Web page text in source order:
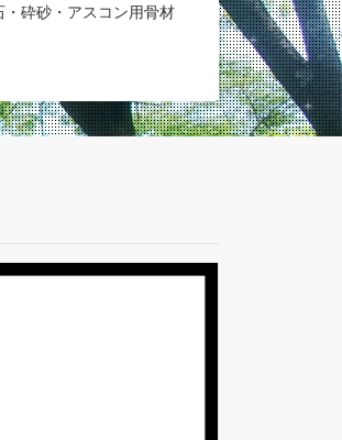
管理による高品質の生コンクリート製
指します。
ラ